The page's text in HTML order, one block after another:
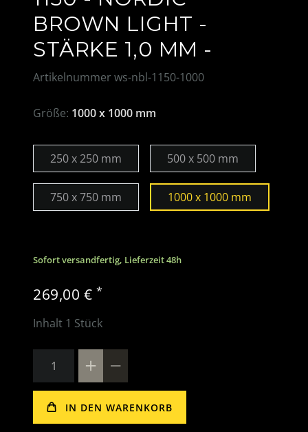
BROWN LIGHT -
STÄRKE 1,0 MM -
Artikelnummer ws-nbl-1150-1000
Größe: 1000 x 1000 mm
250 x 250 mm 500 x 500 mm
750 x 750 mm 1000 x 1000 mm
Sofort versandfertig, Lieferzeit 48h
269,00 € *
Inhalt 1 Stück
IN DEN WARENKORB